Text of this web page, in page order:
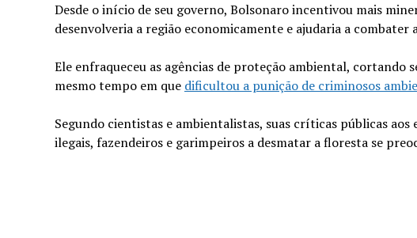
Desde o início de seu governo, Bolsonaro incentivou mais
desenvolveria a região economicamente e ajudaria a combater
Ele enfraqueceu as agências de proteção ambiental,
mesmo tempo em que dificultou a punição de criminosos
Segundo cientistas e ambientalistas, suas críticas públicas
ilegais, fazendeiros e garimpeiros a desmatar a floresta se